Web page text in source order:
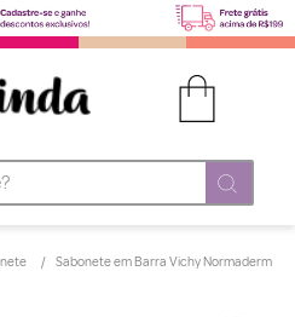
Sabonete em Barra Vichy Normaderm